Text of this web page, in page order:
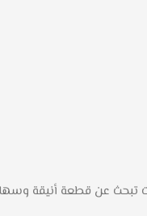
تبحث عن قطعة أنيقة